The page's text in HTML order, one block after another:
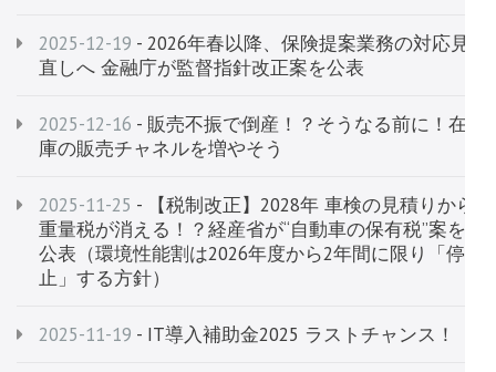
2025-11-19 - IT導入補助金2025 ラストチャンス！
2025-11-25 - 【税制改正】2028年 車検の見積りから
重量税が消える！？経産省が“自動車の保有税”案を
公表（環境性能割は2026年度から2年間に限り「停
止」する方針）
2025-12-16 - 販売不振で倒産！？そうなる前に！在
庫の販売チャネルを増やそう
2025-12-19 - 2026年春以降、保険提案業務の対応見
直しへ 金融庁が監督指針改正案を公表